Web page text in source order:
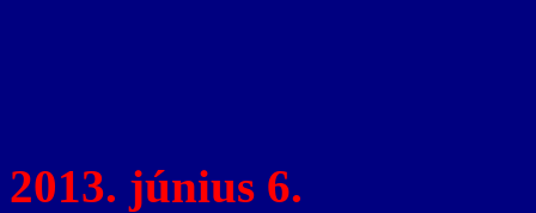
2013. június 6.